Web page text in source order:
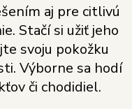
aj pre citlivú
Stačí si užiť jeho
svoju pokožku
Výborne sa hodí
či chodidiel.